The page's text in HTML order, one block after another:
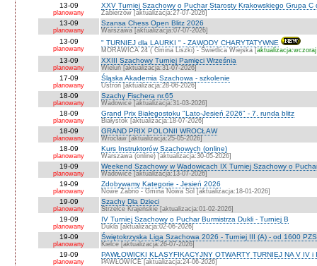
13-09
planowany
XXV Turniej Szachowy o Puchar Starosty Krakowskiego Grupa C
Zabierzów [aktualizacja:27-07-2026]
13-09
planowany
Szansa Chess Open Blitz 2026
Warszawa [aktualizacja:07-07-2026]
13-09
planowany
" TURNIEJ dla LAURKI " - ZAWODY CHARYTATYWNE
MORAWICA 24 ( Gmina Liszki) - Świetlica Wiejska [
13-09
planowany
XXIII Szachowy Turniej Pamięci Września
Wieluń [aktualizacja:31-07-2026]
17-09
planowany
Śląska Akademia Szachowa - szkolenie
Ustroń [aktualizacja:28-06-2026]
18-09
planowany
Szachy Fischera nr.65
Wadowice [aktualizacja:31-03-2026]
18-09
planowany
Grand Prix Białegostoku "Lato-Jesień 2026" - 7. runda blitz
Białystok [aktualizacja:18-07-2026]
18-09
planowany
GRAND PRIX POLONII WROCŁAW
Wrocław [aktualizacja:25-05-2026]
18-09
planowany
Kurs Instruktorów Szachowych (online)
Warszawa (online) [aktualizacja:30-05-2026]
19-09
planowany
Weekend Szachowy w Wadowicach IX Turniej Szachowy o
Wadowice [aktualizacja:13-07-2026]
19-09
planowany
Zdobywamy Kategorie - Jesień 2026
Nowe Żabno - Gmina Nowa Sól [aktualizacja:18-01-2026]
19-09
planowany
Szachy Dla Dzieci
Strzelce Krajeńskie [aktualizacja:01-02-2026]
19-09
planowany
IV Turniej Szachowy o Puchar Burmistrza Dukli - Turniej B
Dukla [aktualizacja:02-06-2026]
19-09
planowany
Świętokrzyska Liga Szachowa 2026 - Turniej III (A) - od 1600
Kielce [aktualizacja:26-07-2026]
19-09
planowany
PAWŁOWICKI KLASYFIKACYJNY OTWARTY TURNIEJ NA V IV i
PAWŁOWICE [aktualizacja:24-06-2026]